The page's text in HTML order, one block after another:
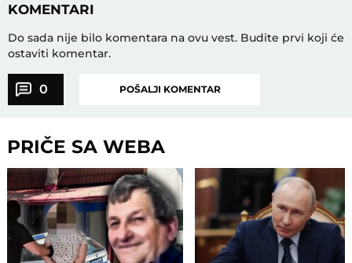
KOMENTARI
Do sada nije bilo komentara na ovu vest. Budite prvi koji će
ostaviti komentar.
0 POŠALJI KOMENTAR
PRIČE SA WEBA